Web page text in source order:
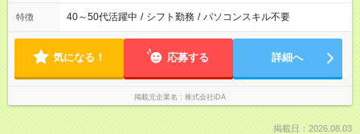
特徴 40～50代活躍中 / シフト勤務 / パソコンスキル不要
気になる！ 応募する 詳細へ
掲載元企業名 株式会社iDA
掲載日：2026.08.03